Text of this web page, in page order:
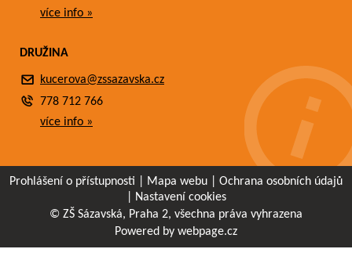
více info »
DRUŽINA
kucerova@zssazavska.cz
778 712 766
více info »
Prohlášení o přístupnosti Mapa webu
Ochrana osobních údajů
Nastavení cookies
© ZŠ Sázavská, Praha 2, všechna práva vyhrazena
Powered by webpage.cz